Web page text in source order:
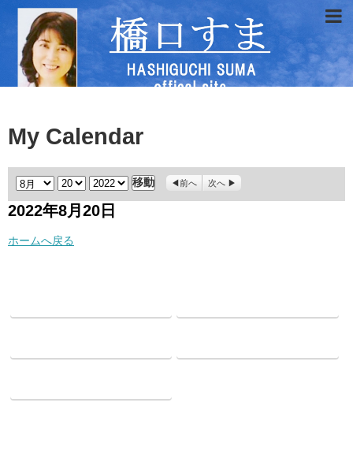
My Calendar
月 日 年 前へ 次へ
2022年8月20日
ホームへ戻る